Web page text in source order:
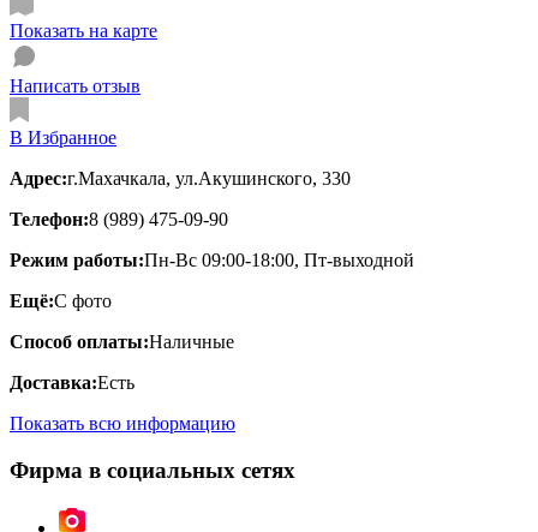
Показать на карте
Написать отзыв
В Избранное
Адрес:г.Махачкала, ул.Акушинского, 330
Телефон:8 (989) 475-09-90
Режим работы:Пн-Вс 09:00-18:00, Пт-выходной
Ещё:С фото
Способ оплаты:Наличные
Доставка:Есть
Показать всю информацию
Фирма в социальных сетях